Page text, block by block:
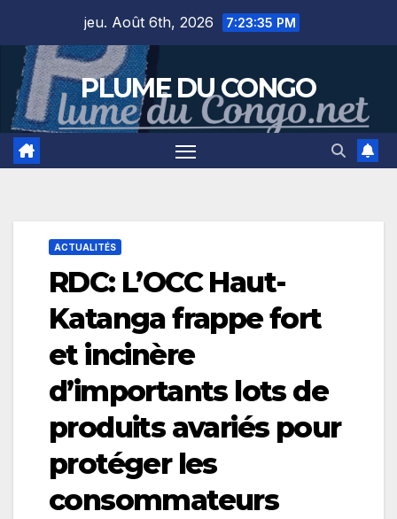
content
jeu. Août 6th, 2026 7:23:36 PM
PLUME DU CONGO
ACTUALITÉS
​RDC: L’OCC Haut-
Katanga frappe fort
et incinère
d’importants lots de
produits avariés pour
protéger les
consommateurs